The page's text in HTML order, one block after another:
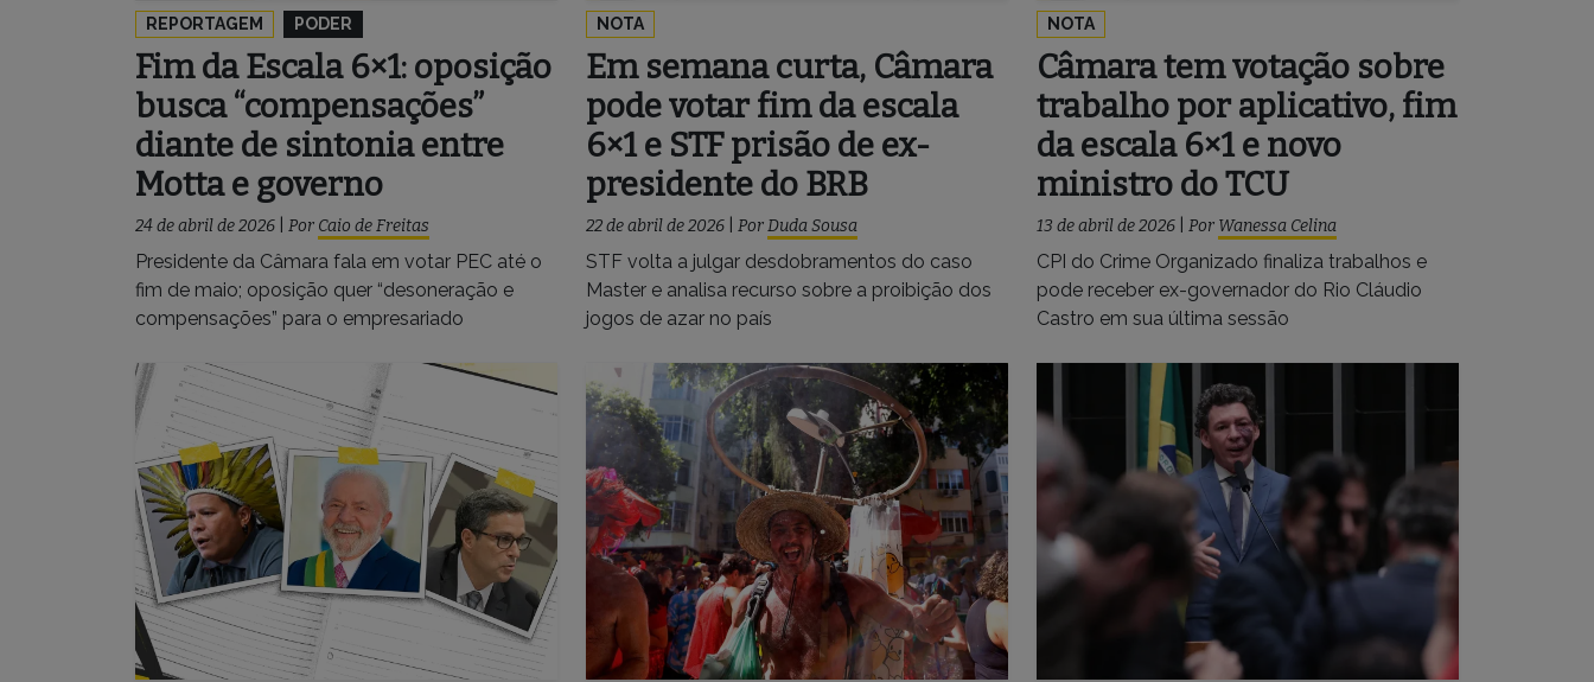
REPORTAGEM PODER
Fim da Escala 6×1: oposição
busca “compensações”
diante de sintonia entre
Motta e governo
24 de abril de 2026 Por Caio de Freitas
Presidente da Câmara fala em votar PEC até o
fim de maio; oposição quer “desoneração e
compensações” para o empresariado
NOTA
Em semana curta, Câmara
pode votar fim da escala
6×1 e STF prisão de ex-
presidente do BRB
22 de abril de 2026 PorDuda Sousa
STF volta a julgar desdobramentos do caso
Master e analisa recurso sobre a proibição dos
jogos de azar no país
NOTA
Câmara tem votação sobre
trabalho por aplicativo, fim
da escala 6×1 e novo
ministro do TCU
13 de abril de 2026 Por Wanessa Celina
CPI do Crime Organizado finaliza trabalhos e
pode receber ex-governador do Rio Cláudio
Castro em sua última sessão